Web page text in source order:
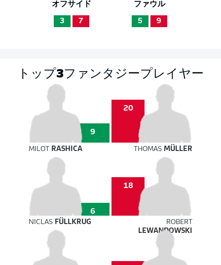
オフサイド
3 7
ファウル
5 9
トップ3ファンタジープレイヤー
9
20
MILOT RASHICA THOMASMÜLLER
6
18
NICLAS FÜLLKRUG
ROBERT
LEWANDOWSKI